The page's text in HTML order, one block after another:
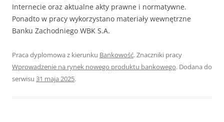
Internecie oraz aktualne akty prawne i normatywne.
Ponadto w pracy wykorzystano materiały wewnętrzne
Banku Zachodniego WBK S.A.
Praca dyplomowa z kierunku Bankowość. Znaczniki pracy
Wprowadzenie na rynek nowego produktu bankowego. Dodana do
serwisu 31 maja 2025.